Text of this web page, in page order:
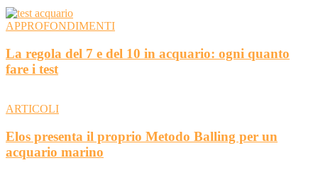
APPROFONDIMENTI
La regola del 7 e del 10 in acquario: ogni quanto
fare i test
ARTICOLI
Elos presenta il proprio Metodo Balling per un
acquario marino